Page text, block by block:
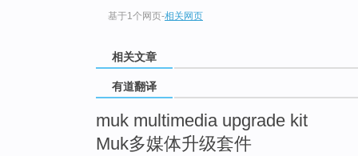
基于1个网页-相关网页
相关文章
有道翻译
muk multimedia upgrade kit
Muk多媒体升级套件